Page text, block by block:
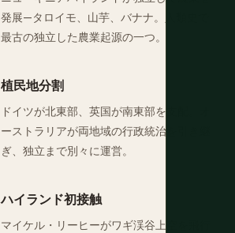
発展—タロイモ、山芋、バナナ。人類史で
最古の独立した農業起源の一つ。
植民地分割
ドイツが北東部、英国が南東部を支配。オ
ーストラリアが両地域の行政統治を引き継
ぎ、独立まで別々に運営。
ハイランド初接触
マイケル・リーヒーがワギ渓谷上空を飛行